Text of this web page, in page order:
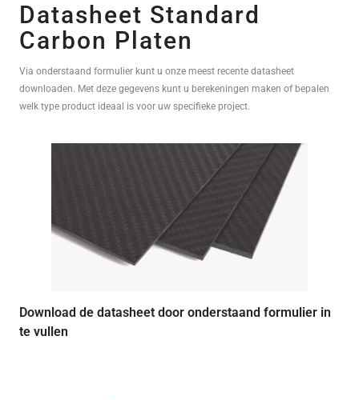
Datasheet Standard
Carbon Platen
Via onderstaand formulier kunt u onze meest recente datasheet
downloaden. Met deze gegevens kunt u berekeningen maken of bepalen
welk type product ideaal is voor uw specifieke project.
Download de datasheet door onderstaand formulier in
te vullen